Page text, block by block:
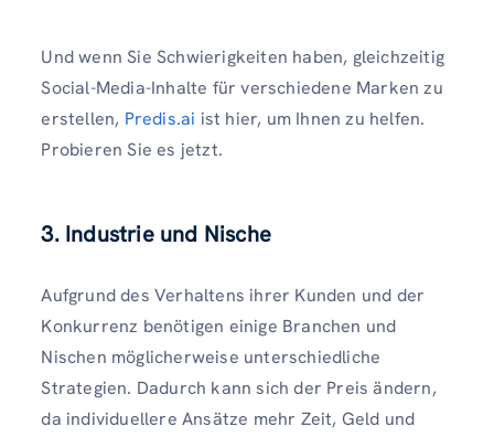
Und wenn Sie Schwierigkeiten haben, gleichzeitig
Social-Media-Inhalte für verschiedene Marken zu
erstellen, Predis.ai ist hier, um Ihnen zu helfen.
Probieren Sie es jetzt.
3. Industrie und Nische
Aufgrund des Verhaltens ihrer Kunden und der
Konkurrenz benötigen einige Branchen und
Nischen möglicherweise unterschiedliche
Strategien. Dadurch kann sich der Preis ändern,
da individuellere Ansätze mehr Zeit, Geld und